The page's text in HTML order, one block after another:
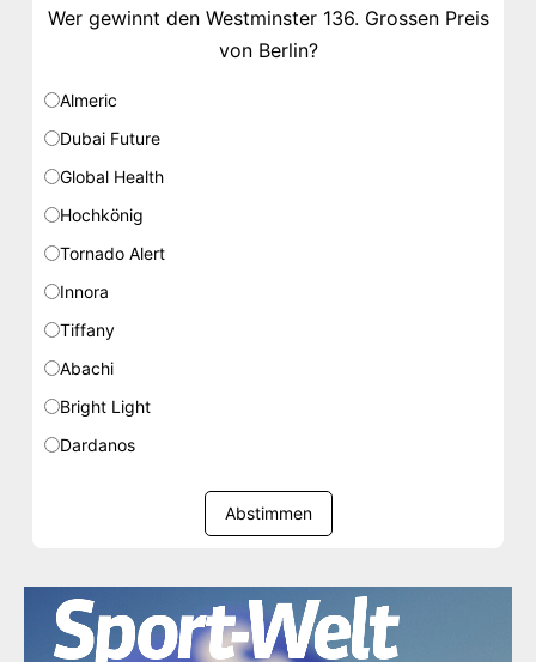
Wer gewinnt den Westminster 136. Grossen Preis
von Berlin?
Almeric
Dubai Future
Global Health
Hochkönig
Tornado Alert
Innora
Tiffany
Abachi
Bright Light
Dardanos
Abstimmen